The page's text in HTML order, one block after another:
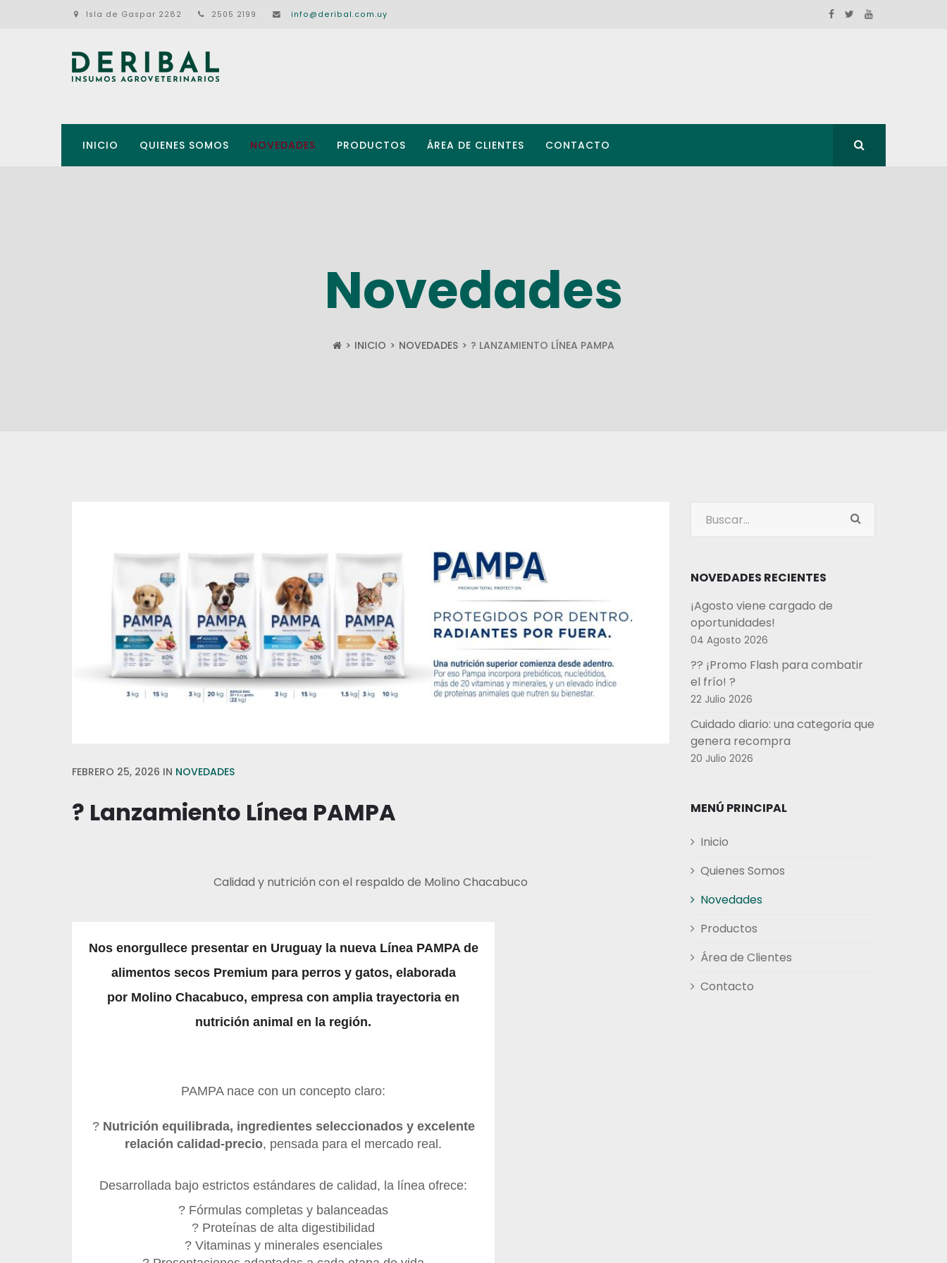
Isla de Gaspar 2282 2505 2199 info@deribal.com.uy
INICIO QUIENES SOMOS NOVEDADES PRODUCTOS ÁREA DE CLIENTES CONTACTO
Novedades
INICIO NOVEDADES ? LANZAMIENTO LÍNEA PAMPA
FEBRERO 25, 2026 IN NOVEDADES
? Lanzamiento Línea PAMPA
Calidad y nutrición con el respaldo de Molino Chacabuco
Nos enorgullece presentar en Uruguay la nueva Línea PAMPA de
alimentos secos Premium para perros y gatos, elaborada
por Molino Chacabuco, empresa con amplia trayectoria en
nutrición animal en la región.
PAMPA nace con un concepto claro:
? Nutrición equilibrada, ingredientes seleccionados y excelente
relación calidad-precio, pensada para el mercado real.
Desarrollada bajo estrictos estándares de calidad, la línea ofrece:
? Fórmulas completas y balanceadas
? Proteínas de alta digestibilidad
? Vitaminas y minerales esenciales
NOVEDADES RECIENTES
¡Agosto viene cargado de
oportunidades!
04 Agosto 2026
?? ¡Promo Flash para combatir
el frío! ?
22 Julio 2026
Cuidado diario: una categoria que
genera recompra
20 Julio 2026
MENÚ PRINCIPAL
Inicio
Quienes Somos
Novedades
Productos
Área de Clientes
Contacto